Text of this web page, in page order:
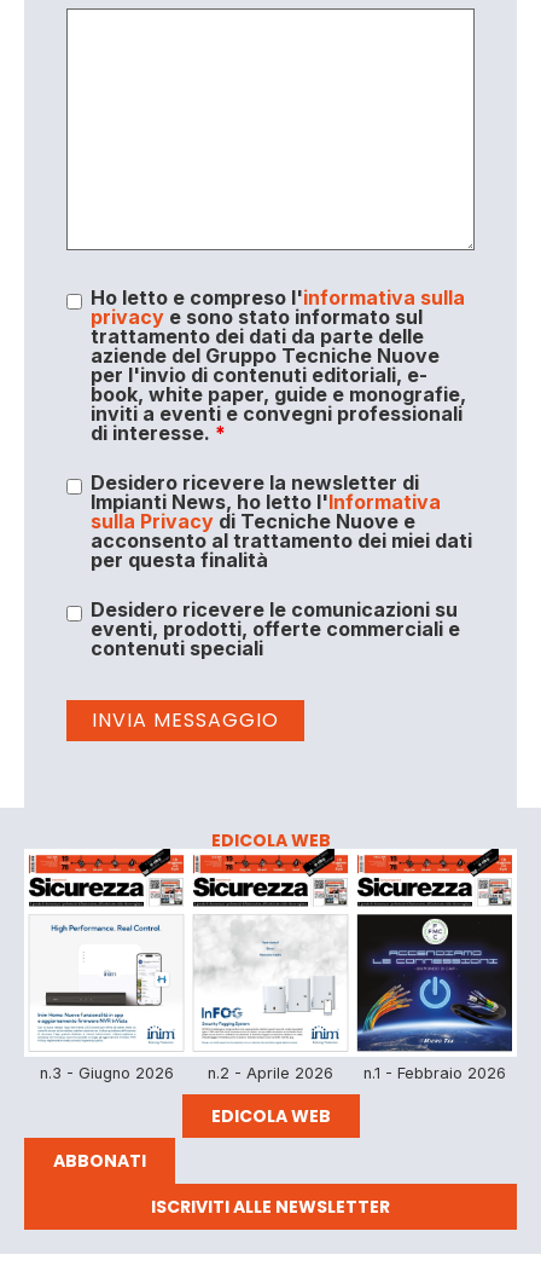
Ho letto e compreso l'informativa sulla
privacye sono stato informato sul
trattamento dei dati da parte delle
aziende del Gruppo Tecniche Nuove
per l'invio di contenuti editoriali, e-
book, white paper, guide e monografie,
inviti a eventi e convegni professionali
di interesse. *
Desidero ricevere la newsletter di
Impianti News, ho letto l'Informativa
sulla Privacydi Tecniche Nuove e
acconsento al trattamento dei miei dati
per questa finalità
Desidero ricevere le comunicazioni su
eventi, prodotti, offerte commerciali e
contenuti speciali
EDICOLA WEB
n.3 - Giugno 2026 n.2 - Aprile 2026 n.1 - Febbraio 2026
EDICOLA WEB
ABBONATI
ISCRIVITI ALLE NEWSLETTER